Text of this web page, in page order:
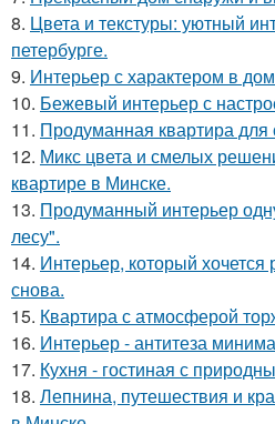
8. Цвета и текстуры: уютный
петербурге.
9. Интерьер с характером в
10. Бежевый интерьер с
11. Продуманная квартира для
12. Микс цвета и смелых
квартире в Минске.
13. Продуманный интерьер
лесу".
14. Интерьер, который хочется
снова.
15. Квартира с атмосферой
16. Интерьер - антитеза
17. Кухня - гостиная с
18. Лепнина, путешествия и